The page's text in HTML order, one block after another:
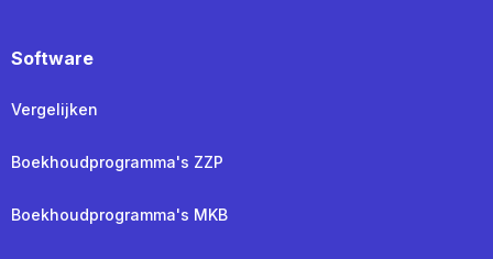
Software
Vergelijken
Boekhoudprogramma's ZZP
Boekhoudprogramma's MKB